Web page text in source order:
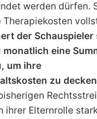
werden dürfen.
Therapiekosten
der Schauspieler
eine
um ihre
zu
ihrer Elternrolle